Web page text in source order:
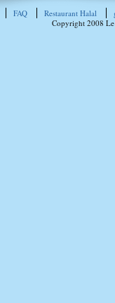
FAQ Restaurant Halal
Copyright 2008